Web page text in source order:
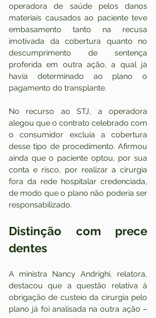
operadora de saúde pelos danos
materiais causados ao paciente teve
embasamento tanto na recusa
imotivada da cobertura quanto no
descumprimento de sentença
proferida em outra ação, a qual já
havia determinado ao plano o
pagamento do transplante.
No recurso ao STJ, a operadora
alegou que o contrato celebrado com
o consumidor excluía a cobertura
desse tipo de procedimento. Afirmou
ainda que o paciente optou, por sua
conta e risco, por realizar a cirurgia
fora da rede hospitalar credenciada,
de modo que o plano não poderia ser
responsabilizado.
Distinção com prece​​
dentes
A ministra Nancy Andrighi, relatora,
destacou que a questão relativa à
obrigação de custeio da cirurgia pelo
plano já foi analisada na outra ação –